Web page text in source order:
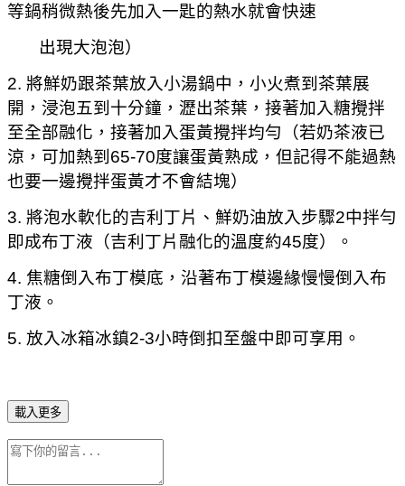
等鍋稍微熱後先加入一匙的熱水就會快速
出現大泡泡）
2. 將鮮奶跟茶葉放入小湯鍋中，小火煮到茶葉展
開，浸泡五到十分鐘，瀝出茶葉，接著加入糖攪拌
至全部融化，接著加入蛋黃攪拌均勻（若奶茶液已
涼，可加熱到65-70度讓蛋黃熟成，但記得不能過熱
也要一邊攪拌蛋黃才不會結塊）
3. 將泡水軟化的吉利丁片、鮮奶油放入步驟2中拌勻
即成布丁液（吉利丁片融化的溫度約45度）。
4. 焦糖倒入布丁模底，沿著布丁模邊緣慢慢倒入布
丁液。
5. 放入冰箱冰鎮2-3小時倒扣至盤中即可享用。
載入更多